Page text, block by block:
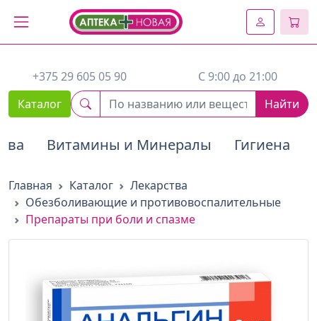
2. Вставьте этот код сразу же после открывающего тега :
+375 29 605 05 90
C 9:00 до 21:00
Каталог
Найти
Витамины и Минералы Гигиена
Главная Каталог
Лекарства
Обезболивающие и противовоспалительные
Препараты при боли и спазме